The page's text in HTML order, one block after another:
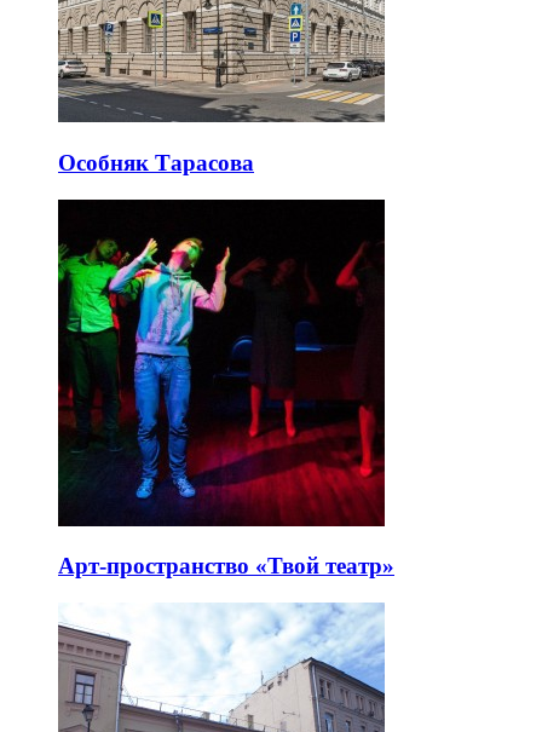
Особняк Тарасова
Арт-пространство «Твой театр»